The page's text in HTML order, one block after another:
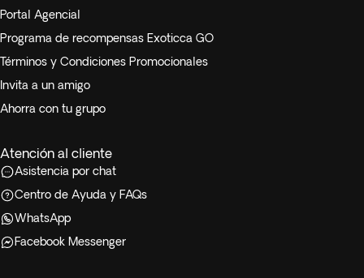
Portal Agencial
Programa de recompensas Exoticca GO
Términos y Condiciones Promocionales
Invita a un amigo
Ahorra con tu grupo
Atención al cliente
Asistencia por chat
Centro de Ayuda y FAQs
WhatsApp
Facebook Messenger